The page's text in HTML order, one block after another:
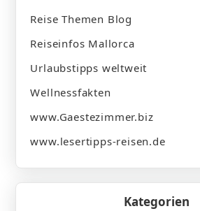
Reise Themen Blog
Reiseinfos Mallorca
Urlaubstipps weltweit
Wellnessfakten
www.Gaestezimmer.biz
www.lesertipps-reisen.de
Kategorien